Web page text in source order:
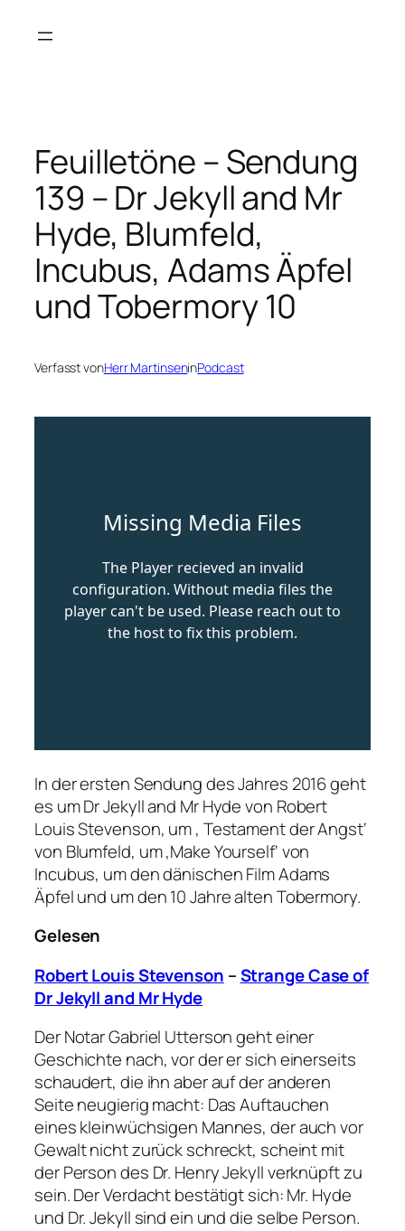
Inhalt
Feuilletöne – Sendung
139 – Dr Jekyll and Mr
Hyde, Blumfeld,
Incubus, Adams Äpfel
und Tobermory 10
Verfasst vonHerr MartinseninPodcast
In der ersten Sendung des Jahres 2016 geht
es um Dr Jekyll and Mr Hyde von Robert
Louis Stevenson, um ‚ Testament der Angst‘
von Blumfeld, um ‚Make Yourself‘ von
Incubus, um den dänischen Film Adams
Äpfel und um den 10 Jahre alten Tobermory.
Gelesen
Robert Louis Stevenson –Strange Case of
Dr Jekyll and Mr Hyde
Der Notar Gabriel Utterson geht einer
Geschichte nach, vor der er sich einerseits
schaudert, die ihn aber auf der anderen
Seite neugierig macht: Das Auftauchen
eines kleinwüchsigen Mannes, der auch vor
Gewalt nicht zurück schreckt, scheint mit
der Person des Dr. Henry Jekyll verknüpft zu
sein. Der Verdacht bestätigt sich: Mr. Hyde
und Dr. Jekyll sind ein und die selbe Person.